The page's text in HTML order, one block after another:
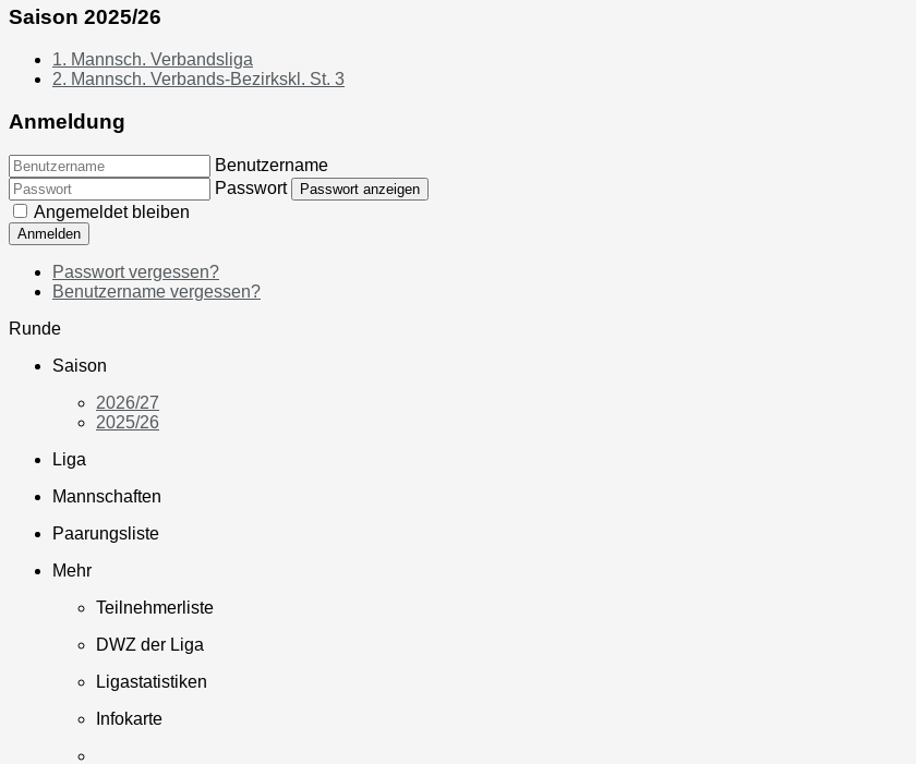
Saison 2025/26
1. Mannsch. Verbandsliga
2. Mannsch. Verbands-Bezirkskl. St. 3
Anmeldung
Benutzername
Passwort
Passwort anzeigen
Angemeldet bleiben
Anmelden
Passwort vergessen?
Benutzername vergessen?
Runde
Saison
2026/27
2025/26
Liga
Mannschaften
Paarungsliste
Mehr
Teilnehmerliste
DWZ der Liga
Ligastatistiken
Infokarte